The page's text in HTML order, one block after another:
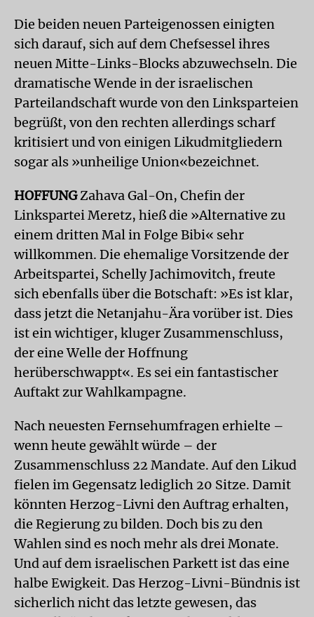
Die beiden neuen Parteigenossen einigten
sich darauf, sich auf dem Chefsessel ihres
neuen Mitte-Links-Blocks abzuwechseln. Die
dramatische Wende in der israelischen
Parteilandschaft wurde von den Linksparteien
begrüßt, von den rechten allerdings scharf
kritisiert und von einigen Likudmitgliedern
sogar als »unheilige Union«bezeichnet.
HOFFUNGZahava Gal-On, Chefin der
Linkspartei Meretz, hieß die »Alternative zu
einem dritten Mal in Folge Bibi« sehr
willkommen. Die ehemalige Vorsitzende der
Arbeitspartei, Schelly Jachimovitch, freute
sich ebenfalls über die Botschaft: »Es ist klar,
dass jetzt die Netanjahu-Ära vorüber ist. Dies
ist ein wichtiger, kluger Zusammenschluss,
der eine Welle der Hoffnung
herüberschwappt«. Es sei ein fantastischer
Auftakt zur Wahlkampagne.
Nach neuesten Fernsehumfragen erhielte –
wenn heute gewählt würde – der
Zusammenschluss 22 Mandate. Auf den Likud
fielen im Gegensatz lediglich 20 Sitze. Damit
könnten Herzog-Livni den Auftrag erhalten,
die Regierung zu bilden. Doch bis zu den
Wahlen sind es noch mehr als drei Monate.
Und auf dem israelischen Parkett ist das eine
halbe Ewigkeit. Das Herzog-Livni-Bündnis ist
sicherlich nicht das letzte gewesen, das